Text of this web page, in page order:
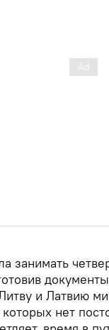
занимать
и Латвию
нет